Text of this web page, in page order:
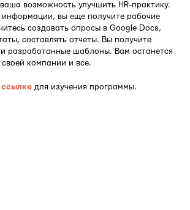
возможность улучшить HR-практику.
информации, вы еще получите рабочие
создавать опросы в Google Docs,
составлять отчеты. Вы получите
разработанные шаблоны. Вам останется
компании и все.
ссылке для изучения программы.